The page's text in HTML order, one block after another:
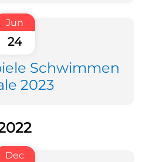
Jun
24
Schwimmen
2023
Dec